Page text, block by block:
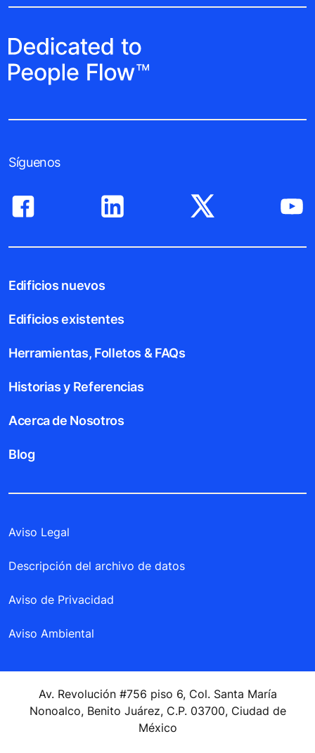
Síguenos
Edificios nuevos
Edificios existentes
Herramientas, Folletos & FAQs
Historias y Referencias
Acerca de Nosotros
Blog
Aviso Legal
Descripción del archivo de datos
Aviso de Privacidad
Aviso Ambiental
Av. Revolución #756 piso 6, Col. Santa María
Nonoalco, Benito Juárez, C.P. 03700, Ciudad de
México